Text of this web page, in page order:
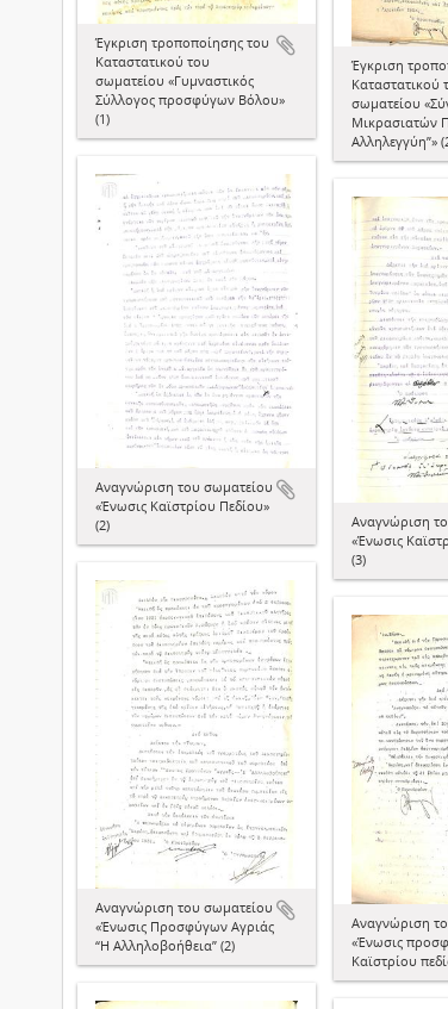
Έγκριση τροποποίησης του
Καταστατικού του
σωματείου «Γυμναστικός
Σύλλογος προσφύγων Βόλου»
(1)
Έγκριση
Καταστατικού
σωματείου
Μικρασιατών
Αλληλεγγύη”»
Αναγνώριση του σωματείου
«Ένωσις Καϊστρίου Πεδίου»
(2)
Αναγνώριση
«Ένωσις
(3)
Αναγνώριση του σωματείου
«Ένωσις Προσφύγων Αγριάς
“Η Αλληλοβοήθεια” (2)
Αναγνώριση
«Ένωσις
Καϊστρίου